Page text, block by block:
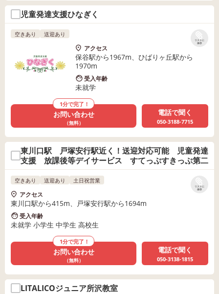
児童発達支援ひなぎく
リストに
保存
空きあり 送迎あり
アクセス
保谷駅から1967m、ひばりヶ丘駅から
1970m
受入年齢
未就学
1分で完了！
お問い合わせ
（無料）
電話で聞く
050-3188-7715
東川口駅 戸塚安行駅近く！送迎対応可能 児童発達
支援 放課後等デイサービス すてっぷすきっぷ第二
リストに
保存
空きあり 送迎あり 土日祝営業
アクセス
東川口駅から415m、戸塚安行駅から1694m
受入年齢
未就学 小学生 中学生 高校生
1分で完了！
お問い合わせ
（無料）
電話で聞く
050-3138-1815
LITALICOジュニア所沢教室